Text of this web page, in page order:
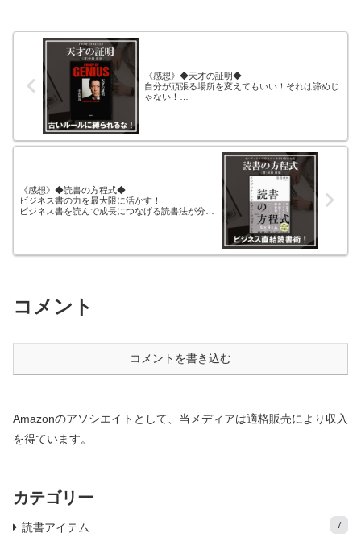
《感想》◆天才の証明◆
自分が頑張る場所を変えてもいい！それは諦めじ
ゃない！
《感想》◆読書の方程式◆
ビジネス書の力を最大限に活かす！
ビジネス書を読んで成長につなげる読書法が分か
コメント
コメントを書き込む
Amazonのアソシエイトとして、当メディアは適格販売により収入
を得ています。
カテゴリー
読書アイテム 7